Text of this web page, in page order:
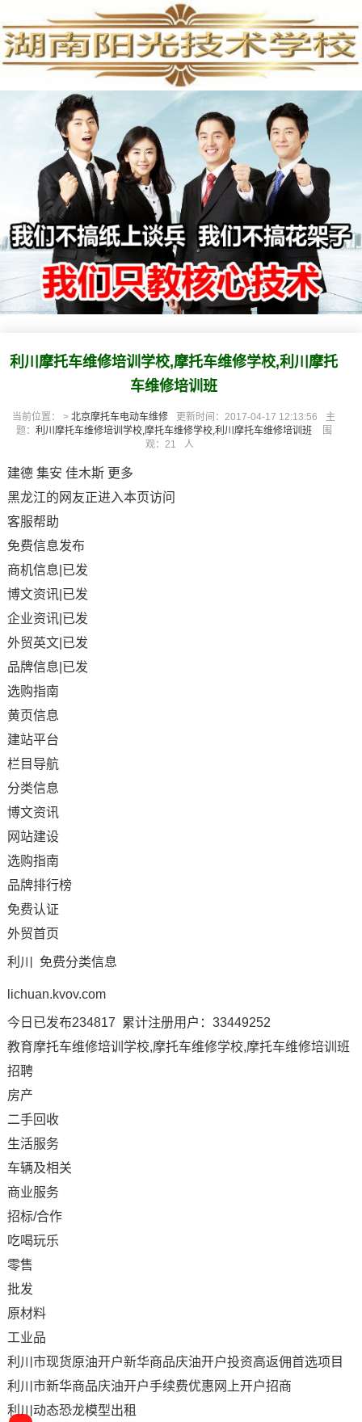
利川摩托车维修培训学校,摩托车维修学校,利川摩托
车维修培训班
当前位置： >北京摩托车电动车维修 更新时间：2017-04-17 12:13:56
主
题： 利川摩托车维修培训学校,摩托车维修学校,利川摩托车维修培训班
围
观： 21 人
建德 集安 佳木斯 更多
黑龙江的网友正进入本页访问
客服帮助
免费信息发布
商机信息|已发
博文资讯|已发
企业资讯|已发
外贸英文|已发
品牌信息|已发
选购指南
黄页信息
建站平台
栏目导航
分类信息
博文资讯
网站建设
选购指南
品牌排行榜
免费认证
外贸首页
利川 免费分类信息
lichuan.kvov.com
今日已发布234817 累计注册用户：33449252
教育摩托车维修培训学校,摩托车维修学校,摩托车维修培训班
招聘
房产
二手回收
生活服务
车辆及相关
商业服务
招标/合作
吃喝玩乐
零售
批发
原材料
工业品
利川市现货原油开户新华商品庆油开户投资高返佣首选项目
利川市新华商品庆油开户手续费优惠网上开户招商
利川动态恐龙模型出租